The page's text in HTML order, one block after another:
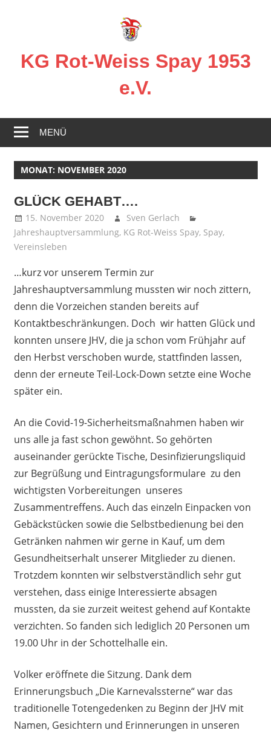
KG Rot-Weiss Spay 1953
e.V.
in
Spay!
MENÜ
MONAT: NOVEMBER 2020
GLÜCK GEHABT….
15. November 2020
Sven Gerlach
Jahreshauptversammlung, KG Rot-Weiss Spay, Spay,
Vereinsleben
…kurz vor unserem Termin zur
Jahreshauptversammlung mussten wir noch zittern,
denn die Vorzeichen standen bereits auf
Kontaktbeschränkungen. Doch wir hatten Glück und
konnten unsere JHV, die ja schon vom Frühjahr auf
den Herbst verschoben wurde, stattfinden lassen,
denn der erneute Teil-Lock-Down setzte eine Woche
später ein.
An die Covid-19-Sicherheitsmaßnahmen haben wir
uns alle ja fast schon gewöhnt. So gehörten
auseinander gerückte Tische, Desinfizierungsliquid
zur Begrüßung und Eintragungsformulare zu den
wichtigsten Vorbereitungen unseres
Zusammentreffens. Auch das einzeln Einpacken von
Gebäckstücken sowie die Selbstbedienung bei den
Getränken nahmen wir gerne in Kauf, um dem
Gesundheitserhalt unserer Mitglieder zu dienen.
Trotzdem konnten wir selbstverständlich sehr gut
verstehen, dass einige Interessierte absagen
mussten, da sie zurzeit weitest gehend auf Kontakte
verzichten. So fanden sich lediglich 20 Personen um
19.00 Uhr in der Schottelhalle ein.
Volker eröffnete die Sitzung. Dank dem
Erinnerungsbuch „Die Karnevalssterne“ war das
traditionelle Totengedenken zu Beginn der JHV mit
Namen, Gesichtern und Erinnerungen in unseren